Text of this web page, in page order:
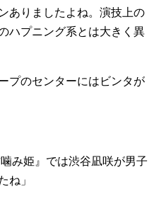
ありましたよね。演技上の
ハプニング系とは大きく異
プのセンターにはビンタが
み姫』では渋谷凪咲が男子
ね」